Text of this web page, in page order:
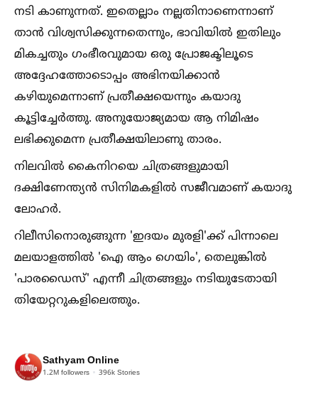
നടി കാണുന്നത്. ഇതെല്ലാം നല്ലതിനാണെന്നാണ്
താൻ വിശ്വസിക്കുന്നതെന്നും, ഭാവിയില്‍ ഇതിലും
മികച്ചതും ഗംഭീരവുമായ ഒരു പ്രോജക്ടിലൂടെ
അദ്ദേഹത്തോടൊപ്പം അഭിനയിക്കാൻ
കഴിയുമെന്നാണ് പ്രതീക്ഷയെന്നും കയാദു
കൂട്ടിച്ചേർത്തു. അനുയോജ്യമായ ആ നിമിഷം
ലഭിക്കുമെന്ന പ്രതീക്ഷയിലാണു താരം.
നിലവില്‍ കൈനിറയെ ചിത്രങ്ങളുമായി
ദക്ഷിണേന്ത്യൻ സിനിമകളില്‍ സജീവമാണ് കയാദു
ലോഹർ.
റിലീസിനൊരുങ്ങുന്ന 'ഇദയം മുരളി'ക്ക് പിന്നാലെ
മലയാളത്തില്‍ 'ഐ ആം ഗെയിം', തെലുങ്കില്‍
'പാരഡൈസ്' എന്നീ ചിത്രങ്ങളും നടിയുടേതായി
തിയേറ്ററുകളിലെത്തും.
Sathyam Online
1.2M followers 396k Stories